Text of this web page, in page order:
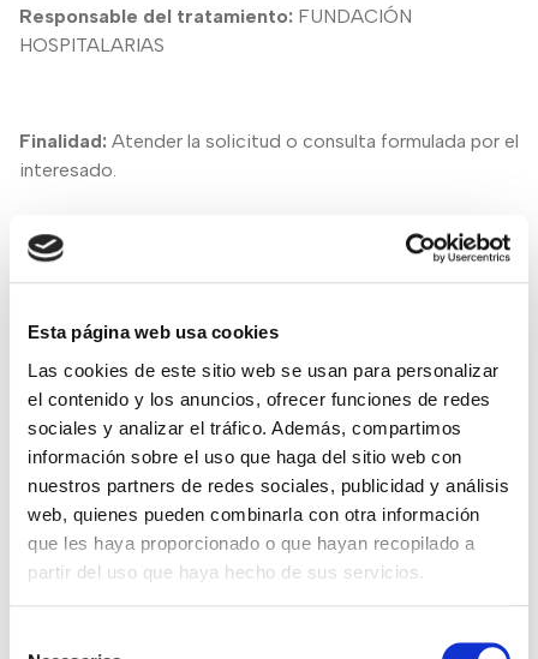
Esta página web usa cookies
Las cookies de este sitio web se usan para personalizar
el contenido y los anuncios, ofrecer funciones de redes
sociales y analizar el tráfico. Además, compartimos
información sobre el uso que haga del sitio web con
nuestros partners de redes sociales, publicidad y análisis
web, quienes pueden combinarla con otra información
que les haya proporcionado o que hayan recopilado a
partir del uso que haya hecho de sus servicios.
Responsable del tratamiento: FUNDACIÓN
HOSPITALARIAS
Finalidad: Atender la solicitud o consulta formulada por el
interesado.
Derechos:
En las condiciones legales, tiene derecho a
su tratamiento, a oponerse al mismo y a su portabilidad.
Sus datos serán tratados porFUNDACIÓN
HOSPITALARIAS , con el fin de gestionar su duda o
cuestión. Sus datos son tratados en base al
consentimiento prestado mediante el envío de dicho
formulario. Sus datos personales no serán cedidos a
terceros, salvo los supuestos previstos en la legislación
de acceso e información, rectificación, supresión,